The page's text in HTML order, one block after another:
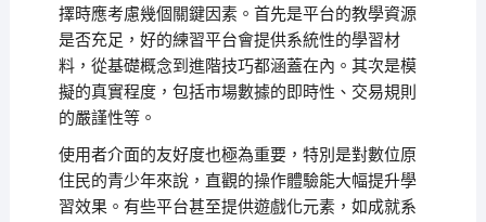
擇時應考慮幾個關鍵因素。首先是平台的教學資源
是否充足，好的練習平台會提供系統性的學習材
料，從基礎概念到進階技巧都涵蓋在內。其次是模
擬的真實程度，包括市場數據的即時性、交易規則
的嚴謹性等。
使用者介面的友好度也極為重要，特別是對數位原
住民的青少年來說，直觀的操作體驗能大幅提升學
習效果。有些平台甚至提供遊戲化元素，如成就系